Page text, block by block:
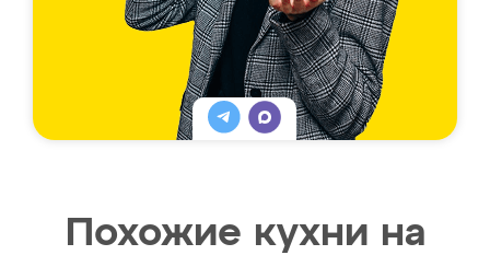
Похожие кухни на